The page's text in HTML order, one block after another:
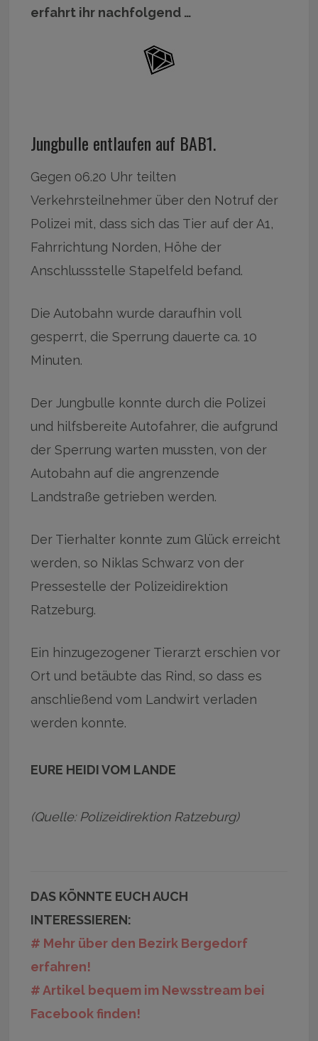
erfahrt ihr nachfolgend …
Jungbulle entlaufen auf BAB1.
Gegen 06.20 Uhr teilten
Verkehrsteilnehmer über den Notruf der
Polizei mit, dass sich das Tier auf der A1,
Fahrrichtung Norden, Höhe der
Anschlussstelle Stapelfeld befand.
Die Autobahn wurde daraufhin voll
gesperrt, die Sperrung dauerte ca. 10
Minuten.
Der Jungbulle konnte durch die Polizei
und hilfsbereite Autofahrer, die aufgrund
der Sperrung warten mussten, von der
Autobahn auf die angrenzende
Landstraße getrieben werden.
Der Tierhalter konnte zum Glück erreicht
werden, so Niklas Schwarz von der
Pressestelle der Polizeidirektion
Ratzeburg.
Ein hinzugezogener Tierarzt erschien vor
Ort und betäubte das Rind, so dass es
anschließend vom Landwirt verladen
werden konnte.
EURE HEIDI VOM LANDE
(Quelle: Polizeidirektion Ratzeburg)
DAS KÖNNTE EUCH AUCH
INTERESSIEREN:
# Mehr über den Bezirk Bergedorf
erfahren!
# Artikel bequem im Newsstream bei
Facebook finden!